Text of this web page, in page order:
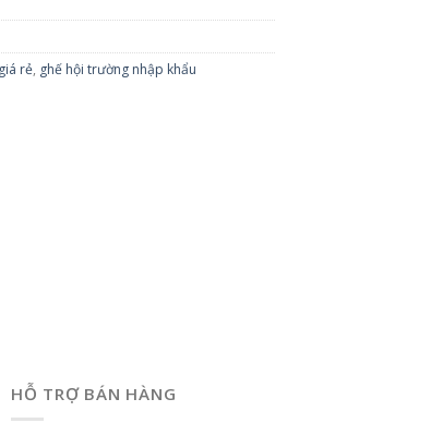
rẻ, ghế hội trường nhập khẩu
HỖ TRỢ BÁN HÀNG